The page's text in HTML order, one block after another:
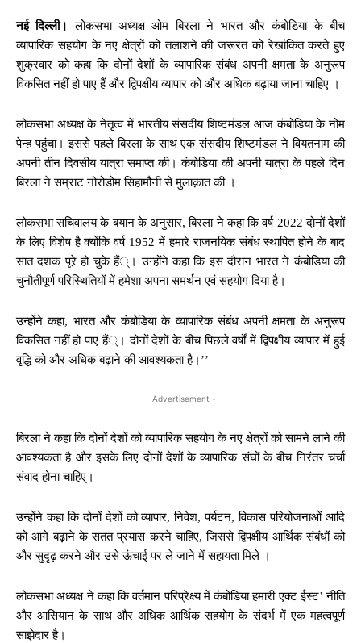
नई दिल्ली।
लोकसभा अध्यक्ष ओम बिरला ने भारत और कंबोडिया के बीच
व्यापारिक सहयोग के नए क्षेत्रों को तलाशने की जरूरत को रेखांकित करते हुए
शुक्रवार को कहा कि दोनों देशों के व्यापारिक संबंध अपनी क्षमता के अनुरूप
विकसित नहीं हो पाए हैं और द्विपक्षीय व्यापार को और अधिक बढ़ाया जाना चाहिए ।
लोकसभा अध्यक्ष के नेतृत्व में भारतीय संसदीय शिष्टमंडल आज कंबोडिया के नोम
पेन्ह पहुंचा। इससे पहले बिरला के साथ एक संसदीय शिष्टमंडल ने वियतनाम की
अपनी तीन दिवसीय यात्रा समाप्त की। कंबोडिया की अपनी यात्रा के पहले दिन
बिरला ने सम्राट नोरोडोम सिहामौनी से मुलाक़ात की ।
लोकसभा सचिवालय के बयान के अनुसार, बिरला ने कहा कि वर्ष 2022 दोनों देशों
के लिए विशेष है क्योंकि वर्ष 1952 में हमारे राजनयिक संबंध स्थापित होने के बाद
सात दशक पूरे हो चुके हैं्। उन्होंने कहा कि इस दौरान भारत ने कंबोडिया की
चुनौतीपूर्ण परिस्थितियों में हमेशा अपना समर्थन एवं सहयोग दिया है।
उन्होंने कहा, भारत और कंबोडिया के व्यापारिक संबंध अपनी क्षमता के अनुरूप
विकसित नहीं हो पाए हैं्। दोनों देशों के बीच पिछले वर्षों में द्विपक्षीय व्यापार में हुई
वृद्धि को और अधिक बढ़ाने की आवश्यकता है।’’
- Advertisement -
बिरला ने कहा कि दोनों देशों को व्यापारिक सहयोग के नए क्षेत्रों को सामने लाने की
आवश्यकता है और इसके लिए दोनों देशों के व्यापारिक संघों के बीच निरंतर चर्चा
संवाद होना चाहिए्।
उन्होंने कहा कि दोनों देशों को व्यापार, निवेश, पर्यटन, विकास परियोजनाओं आदि
को आगे बढ़ाने के सतत प्रयास करने चाहिए, जिससे द्विपक्षीय आर्थिक संबंधों को
और सुदृढ़ करने और उसे ऊंचाई पर ले जाने में सहायता मिले ।
लोकसभा अध्यक्ष ने कहा कि वर्तमान परिप्रेक्ष्य में कंबोडिया हमारी एक्ट ईस्ट’ नीति
और आसियान के साथ और अधिक आर्थिक सहयोग के संदर्भ में एक महत्वपूर्ण
साझेदार है।